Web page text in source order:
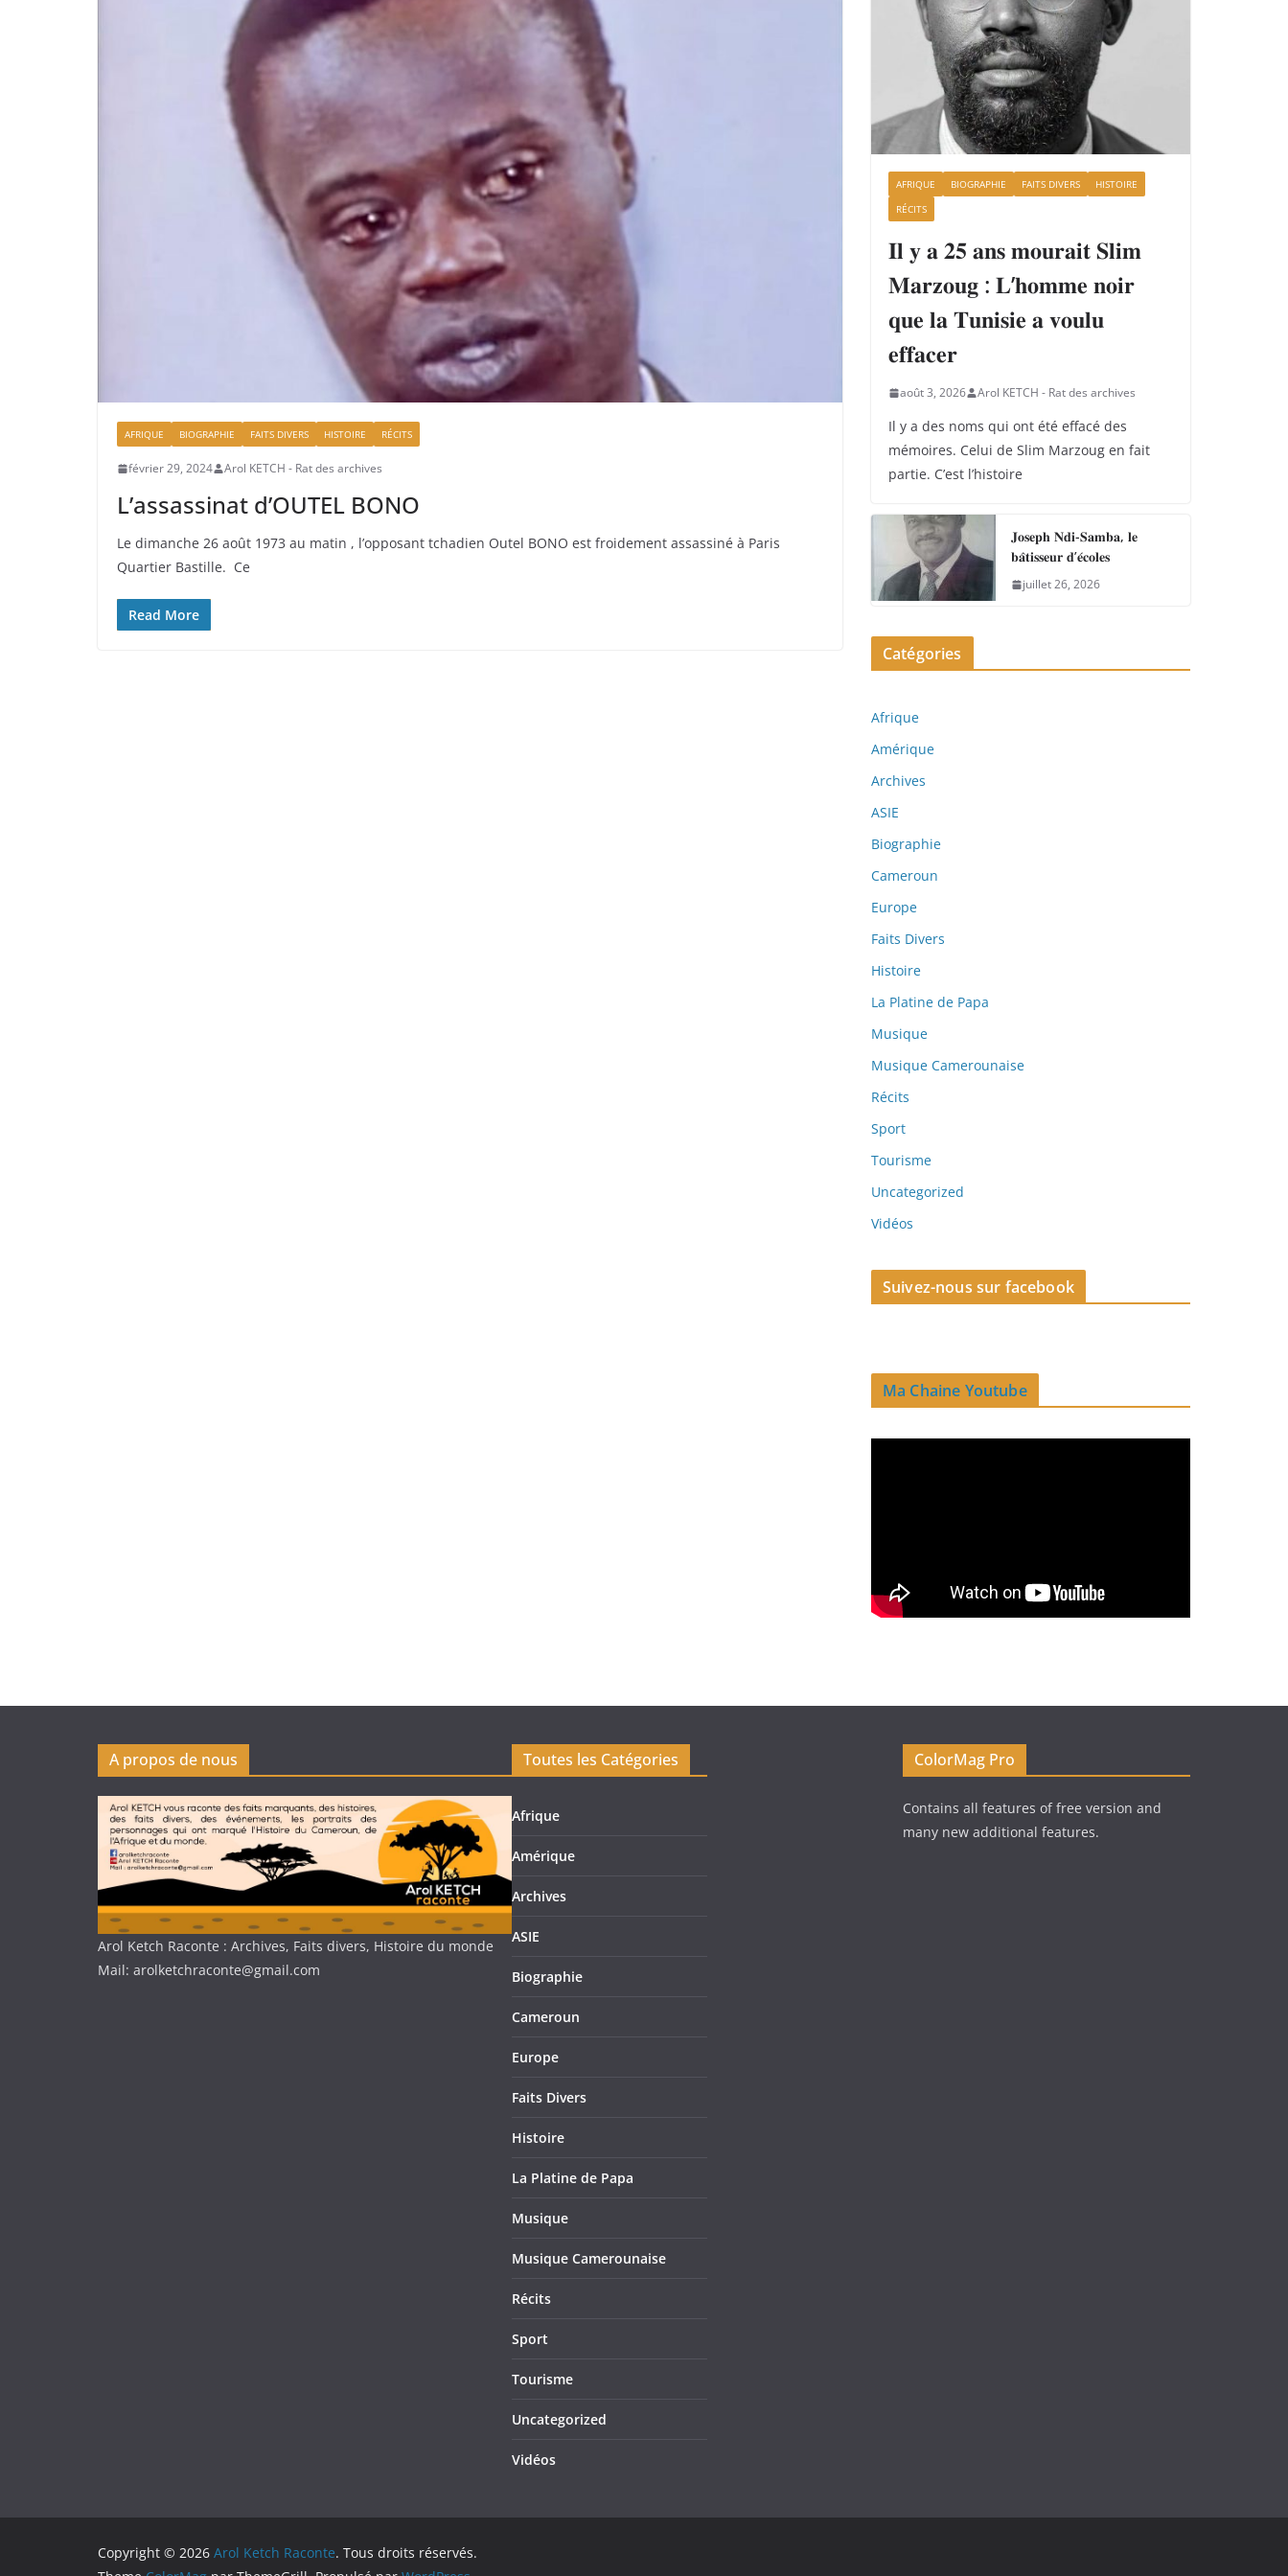
AFRIQUE BIOGRAPHIE FAITS DIVERS HISTOIRE RÉCITS
février 29, 2024 Arol KETCH - Rat des archives
L’assassinat d’OUTEL BONO
Le dimanche 26 août 1973 au matin , l’opposant tchadien Outel BONO est froidement assassiné à Paris
Quartier Bastille. Ce
Read More
AFRIQUE BIOGRAPHIE FAITS DIVERS
HISTOIRE
RÉCITS
𝐈𝐥 𝐲 𝐚 𝟐𝟓 𝐚𝐧𝐬 𝐦𝐨𝐮𝐫𝐚𝐢𝐭 𝐒𝐥𝐢𝐦
𝐌𝐚𝐫𝐳𝐨𝐮𝐠 : 𝐋’𝐡𝐨𝐦𝐦𝐞 𝐧𝐨𝐢𝐫
𝐪𝐮𝐞 𝐥𝐚 𝐓𝐮𝐧𝐢𝐬𝐢𝐞 𝐚 𝐯𝐨𝐮𝐥𝐮
𝐞𝐟𝐟𝐚𝐜𝐞𝐫
août 3, 2026 Arol KETCH - Rat des archives
Il y a des noms qui ont été effacé des
mémoires. Celui de Slim Marzoug en fait
partie. C’est l’histoire
𝐉𝐨𝐬𝐞𝐩𝐡 𝐍𝐝𝐢-𝐒𝐚𝐦𝐛𝐚, 𝐥𝐞
𝐛𝐚̂𝐭𝐢𝐬𝐬𝐞𝐮𝐫 𝐝’𝐞́𝐜𝐨𝐥𝐞𝐬
juillet 26, 2026
Catégories
Afrique
Amérique
Archives
ASIE
Biographie
Cameroun
Europe
Faits Divers
Histoire
La Platine de Papa
Musique
Musique Camerounaise
Récits
Sport
Tourisme
Uncategorized
Vidéos
Suivez-nous sur facebook
Ma Chaine Youtube
A propos de nous
Arol Ketch Raconte : Archives, Faits divers, Histoire du monde
Mail: arolketchraconte@gmail.com
Toutes les Catégories
Afrique
Amérique
Archives
ASIE
Biographie
Cameroun
Europe
Faits Divers
Histoire
La Platine de Papa
Musique
Musique Camerounaise
Récits
Sport
Tourisme
Uncategorized
Vidéos
ColorMag Pro
Contains all features of free version and
many new additional features.
Copyright © 2026 Arol Ketch Raconte. Tous droits réservés.